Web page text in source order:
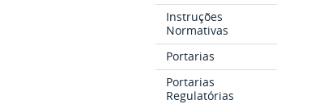
Instruções
Normativas
Portarias
Portarias
Regulatórias